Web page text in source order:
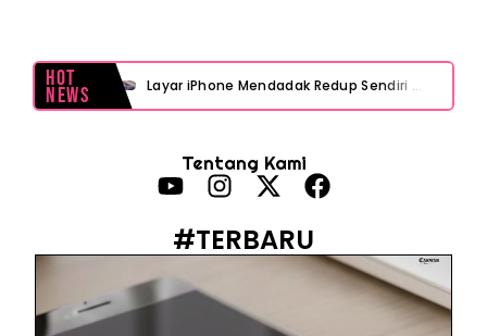
Hot
News Layar iPhone Mendadak Redup Sendiri Padahal Auto-Brightness Mati? Ini Penyebab & Solusinya!
Prabowo Sebut ‘Londo Ireng’, Ray Rangkuti Desak DPR Bersikap, Ini Ulasan Politiknya
MAKI Soroti Penahanan Eks Jampidsus Febrie Adriansyah Tanpa Rompi Pink
Tentang Kami
#TERBARU